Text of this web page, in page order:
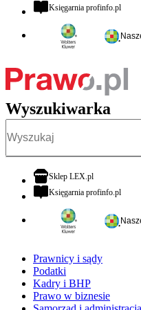
Księgarnia profinfo.pl
Wyszukiwarka
Sklep LEX.plotwiera się w
Księgarnia profinfo.pl
Prawnicy i sądy
Podatki
Kadry i BHP
Prawo w biznesie